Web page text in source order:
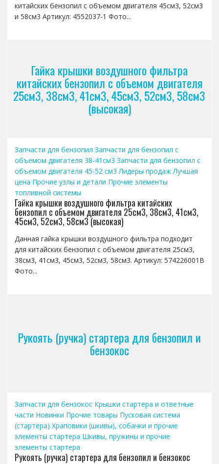
китайских бензопил с объемом двигателя 45см3, 52см3
и 58см3 Артикул: 4552037-1 Фото...
Гайка крышки воздушного фильтра
китайских бензопил с объемом двигателя
25см3, 38см3, 41см3, 45см3, 52см3, 58см3
(высокая)
Запчасти для бензопил Запчасти для бензопил с
объемом двигателя 38-41см3 Запчасти для бензопил с
объемом двигателя 45-52 см3 Лидеры продаж Лучшая
цена Прочие узлы и детали Прочие элементы
топливной системы
Гайка крышки воздушного фильтра китайских
бензопил с объемом двигателя 25см3, 38см3, 41см3,
45см3, 52см3, 58см3 (высокая)
Данная гайка крышки воздушного фильтра подходит
для китайских бензопил с объемом двигателя 25см3,
38см3, 41см3, 45см3, 52см3, 58см3. Артикул: 574226001B
Фото...
Рукоять (ручка) стартера для бензопил и
бензокос
Запчасти для бензокос Крышки стартера и ответные
части Новинки Прочие товары Пусковая система
(стартера) Храповики (шкивы), собачки и прочие
элементы стартера Шкивы, пружины и прочие
элементы стартера
Рукоять (ручка) стартера для бензопил и бензокос